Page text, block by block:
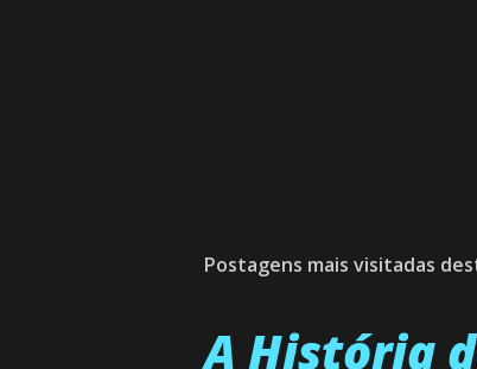
Postagens mais visitadas
A História